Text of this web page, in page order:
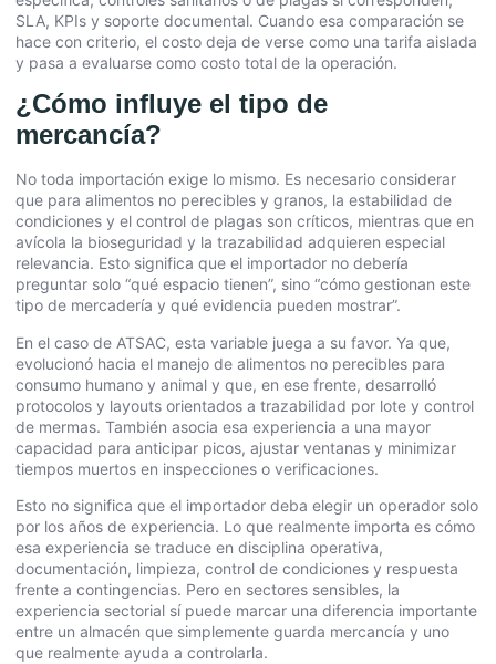
SLA, KPIs y soporte documental. Cuando esa comparación se
hace con criterio, el costo deja de verse como una tarifa aislada
y pasa a evaluarse como costo total de la operación.
¿Cómo influye el tipo de
mercancía?
No toda importación exige lo mismo. Es necesario considerar
que para alimentos no perecibles y granos, la estabilidad de
condiciones y el control de plagas son críticos, mientras que en
avícola la bioseguridad y la trazabilidad adquieren especial
relevancia. Esto significa que el importador no debería
preguntar solo “qué espacio tienen”, sino “cómo gestionan este
tipo de mercadería y qué evidencia pueden mostrar”.
En el caso de ATSAC, esta variable juega a su favor. Ya que,
evolucionó hacia el manejo de alimentos no perecibles para
consumo humano y animal y que, en ese frente, desarrolló
protocolos y layouts orientados a trazabilidad por lote y control
de mermas. También asocia esa experiencia a una mayor
capacidad para anticipar picos, ajustar ventanas y minimizar
tiempos muertos en inspecciones o verificaciones.
Esto no significa que el importador deba elegir un operador solo
por los años de experiencia. Lo que realmente importa es cómo
esa experiencia se traduce en disciplina operativa,
documentación, limpieza, control de condiciones y respuesta
frente a contingencias. Pero en sectores sensibles, la
experiencia sectorial sí puede marcar una diferencia importante
entre un almacén que simplemente guarda mercancía y uno
que realmente ayuda a controlarla.